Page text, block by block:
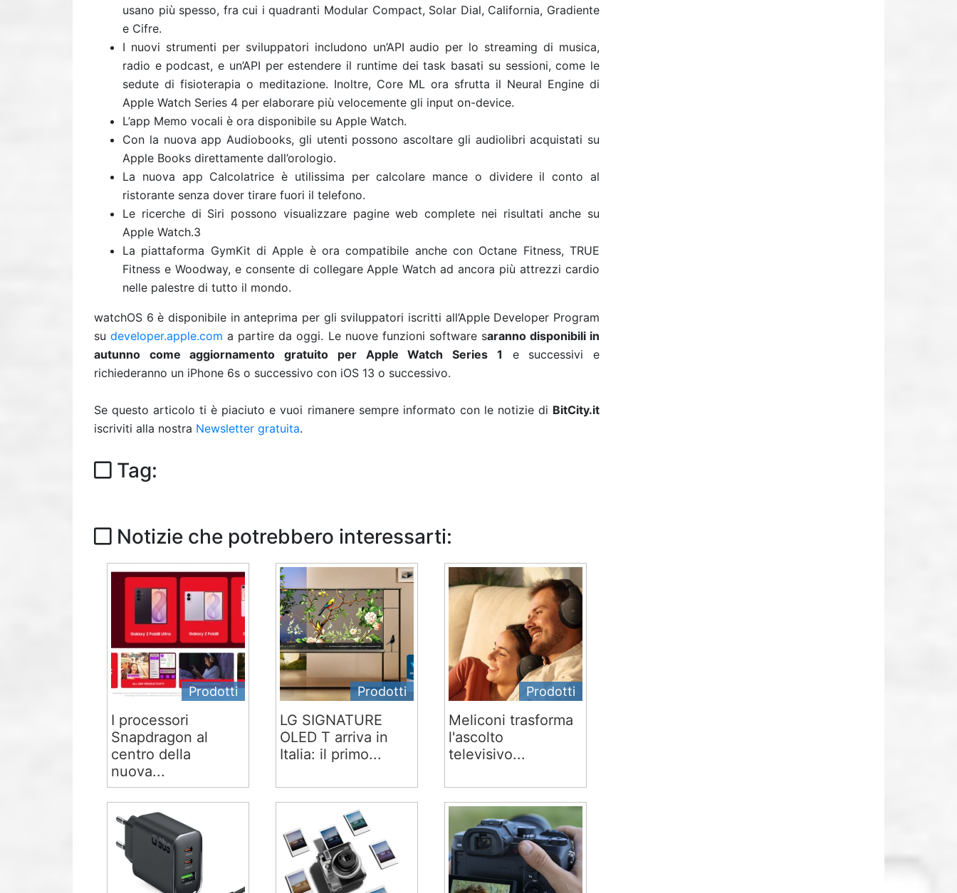
usano più spesso, fra cui i quadranti Modular Compact, Solar Dial, California, Gradiente
e Cifre.
I nuovi strumenti per sviluppatori includono un’API audio per lo streaming di musica,
radio e podcast, e un’API per estendere il runtime dei task basati su sessioni, come le
sedute di fisioterapia o meditazione. Inoltre, Core ML ora sfrutta il Neural Engine di
Apple Watch Series 4 per elaborare più velocemente gli input on-device.
L’app Memo vocali è ora disponibile su Apple Watch.
Con la nuova app Audiobooks, gli utenti possono ascoltare gli audiolibri acquistati su
Apple Books direttamente dall’orologio.
La nuova app Calcolatrice è utilissima per calcolare mance o dividere il conto al
ristorante senza dover tirare fuori il telefono.
Le ricerche di Siri possono visualizzare pagine web complete nei risultati anche su
Apple Watch.3
La piattaforma GymKit di Apple è ora compatibile anche con Octane Fitness, TRUE
Fitness e Woodway, e consente di collegare Apple Watch ad ancora più attrezzi cardio
nelle palestre di tutto il mondo.
watchOS 6 è disponibile in anteprima per gli sviluppatori iscritti all’Apple Developer Program
sudeveloper.apple.com a partire da oggi. Le nuove funzioni software saranno disponibili in
autunno come aggiornamento gratuito per Apple Watch Series 1 e successivi e
richiederanno un iPhone 6s o successivo con iOS 13 o successivo.
Se questo articolo ti è piaciuto e vuoi rimanere sempre informato con le notizie di BitCity.it
iscriviti alla nostra Newsletter gratuita.
Tag:
Notizie che potrebbero interessarti:
Prodotti
I processori
Snapdragon al
centro della
nuova...
Prodotti
LG SIGNATURE
OLED T arriva in
Italia: il primo...
Prodotti
Meliconi trasforma
l'ascolto
televisivo...